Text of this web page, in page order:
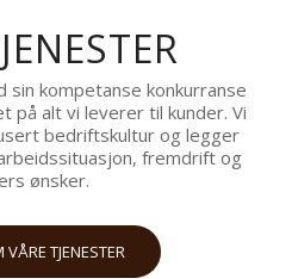
kompetanse konkurranse
på alt vi leverer til kunder. Vi
bedriftskultur og legger
fremdrift og
ønsker.
VÅRE TJENESTER